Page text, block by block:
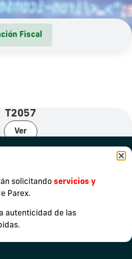
Fiscal
T2057
Ver
solicitando servicios y
Parex.
autenticidad de las